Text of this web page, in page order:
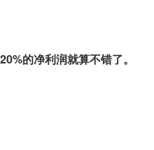
的净利润就算不错了。